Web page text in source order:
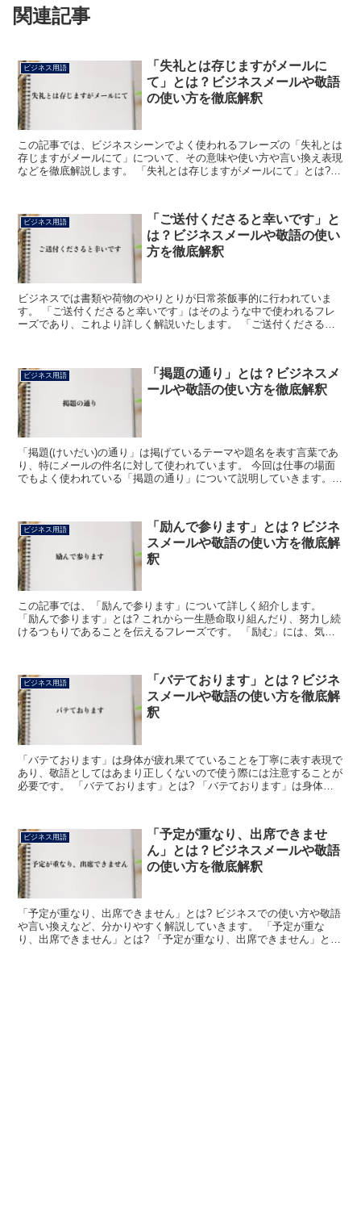
関連記事
ビジネス用語
「失礼とは存じますがメールに
て」とは？ビジネスメールや敬語
の使い方を徹底解釈
この記事では、ビジネスシーンでよく使われるフレーズの「失礼とは
存じますがメールにて」について、その意味や使い方や言い換え表現
などを徹底解説します。 「失礼とは存じますがメールにて」とは?
ビジネス用語
「ご送付くださると幸いです」と
は？ビジネスメールや敬語の使い
方を徹底解釈
ビジネスでは書類や荷物のやりとりが日常茶飯事的に行われていま
す。 「ご送付くださると幸いです」はそのような中で使われるフレ
ーズであり、これより詳しく解説いたします。 「ご送付くださると
ビジネス用語
「掲題の通り」とは？ビジネスメ
ールや敬語の使い方を徹底解釈
「掲題(けいだい)の通り」は掲げているテーマや題名を表す言葉であ
り、特にメールの件名に対して使われています。 今回は仕事の場面
でもよく使われている「掲題の通り」について説明していきます。
ビジネス用語
「励んで参ります」とは？ビジネ
スメールや敬語の使い方を徹底解
釈
この記事では、「励んで参ります」について詳しく紹介します。
「励んで参ります」とは? これから一生懸命取り組んだり、努力し続
けるつもりであることを伝えるフレーズです。 「励む」には、気持
ビジネス用語
「バテております」とは？ビジネ
スメールや敬語の使い方を徹底解
釈
「バテております」は身体が疲れ果てていることを丁寧に表す表現で
あり、敬語としてはあまり正しくないので使う際には注意することが
必要です。 「バテております」とは? 「バテております」は身体が
ビジネス用語
「予定が重なり、出席できませ
ん」とは？ビジネスメールや敬語
の使い方を徹底解釈
「予定が重なり、出席できません」とは? ビジネスでの使い方や敬語
や言い換えなど、分かりやすく解説していきます。 「予定が重な
り、出席できません」とは? 「予定が重なり、出席できません」と